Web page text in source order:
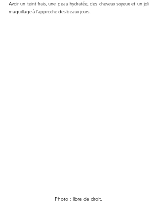
Avoir un teint frais, une peau hydratée, des cheveux soyeux et un joli
maquillage à l'approche des beaux jours.
Photo : libre de droit.